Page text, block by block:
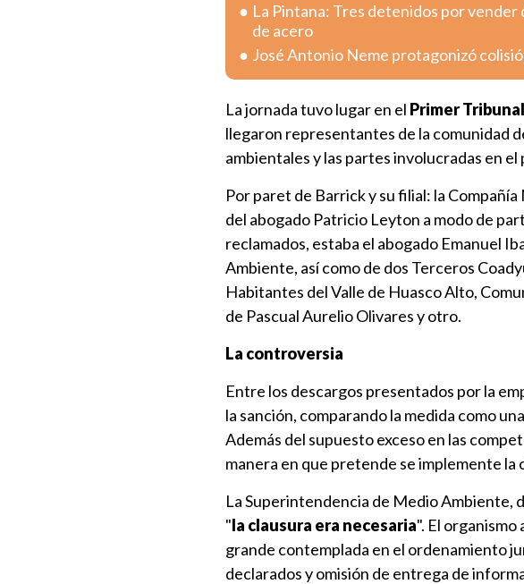
La Pintana: Tres detenidos por vender
de acero
José Antonio Neme protagonizó
La jornada tuvo lugar en el Primer
llegaron representantes de la comunidad
ambientales y las partes involucradas en el
Por paret de Barrick y su filial: la
del abogado Patricio Leyton a modo de
reclamados, estaba el abogado Emanuel
Ambiente, así como de dos Terceros
Habitantes del Valle de Huasco Alto,
de Pascual Aurelio Olivares y otro.
La controversia
Entre los descargos presentados por la
la sanción, comparando la medida como
Además del supuesto exceso en las
manera en que pretende se implemente la
La Superintendencia de Medio Ambiente,
"la clausura era necesaria". El
grande contemplada en el ordenamiento
declarados y omisión de entrega de